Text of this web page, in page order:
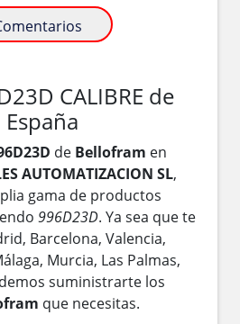
CALIBRE de
de Bellofram en
AUTOMATIZACION SL,
gama de productos
996D23D. Ya sea que te
Barcelona, Valencia,
Murcia, Las Palmas,
suministrarte los
que necesitas.